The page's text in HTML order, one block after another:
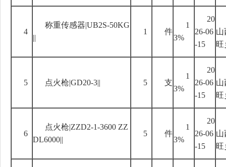
4
称重传感器|UB2S-50KG
||
1 件
1
3%
20
26-06
-15
山
旺
5 点火枪|GD20-3|| 5 支
1
3%
20
26-06
-15
山
旺
6
点火枪|ZZD2-1-3600 ZZ
DL6000||
5 件
1
3%
20
26-06
-15
山
旺